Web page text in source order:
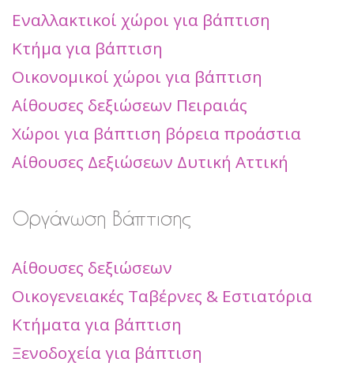
Εναλλακτικοί χώροι για βάπτιση
Κτήμα για βάπτιση
Οικονομικοί χώροι για βάπτιση
Αίθουσες δεξιώσεων Πειραιάς
Χώροι για βάπτιση βόρεια προάστια
Αίθουσες Δεξιώσεων Δυτική Αττική
Οργάνωση Βάπτισης
Αίθουσες δεξιώσεων
Οικογενειακές Ταβέρνες & Εστιατόρια
Κτήματα για βάπτιση
Ξενοδοχεία για βάπτιση